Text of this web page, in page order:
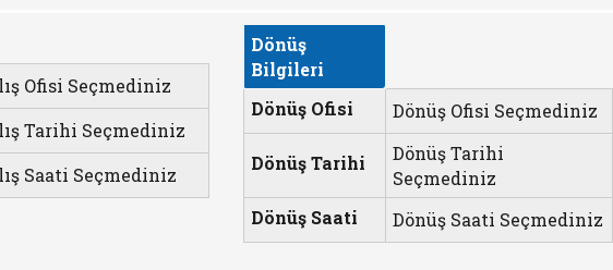
Ofisi Seçmediniz
Tarihi Seçmediniz
Saati Seçmediniz
Dönüş
Bilgileri
Dönüş Ofisi
Dönüş Ofisi Seçmediniz
Dönüş Tarihi
Dönüş Tarihi
Seçmediniz
Dönüş Saati
Dönüş Saati Seçmediniz